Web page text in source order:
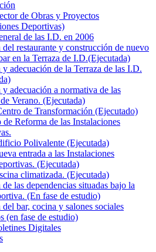
de Obras y Proyectos
Deportivas)
de las I.D. en 2006
del restaurante y construcción de nuevo
en la Terraza de I.D.(Ejecutada)
y adecuación de la Terraza de las I.D.
y adecuación a normativa de las
Verano. (Ejecutada)
de Transformación (Ejecutado)
de Reforma de las Instalaciones
Polivalente (Ejecutada)
entrada a las Instalaciones
(Ejecutada)
climatizada. (Ejecutada)
las dependencias situadas bajo la
(En fase de estudio)
bar, cocina y salones sociales
(en fase de estudio)
Digitales